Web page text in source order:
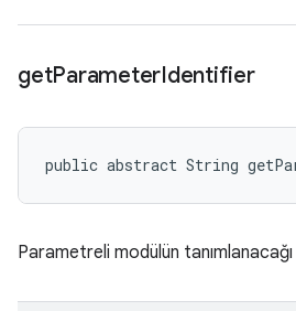
getParameterIdentifier
public abstract String
Parametreli modülün tanımlanacağı